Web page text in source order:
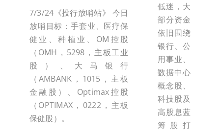
7/3/24《投行放哨站》 今日
放哨目标：手套业、医疗保
健业、种植业、OM控股
（OMH，5298，主板工业
股）、大马银行
（AMBANK，1015，主板
金融股）、Optimax控股
（OPTIMAX，0222，主板
保健股）。
低迷，大
部分资金
依旧围绕
银行、公
用事业、
数据中心
概念股、
科技股及
高股息蓝
筹股打